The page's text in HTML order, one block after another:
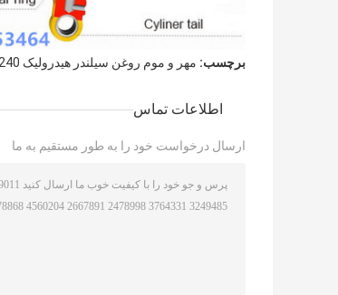
برچسب: مهر و موم روغن سیلندر هیدرولیک ZAX240
اطلاعات تماس
ارسال درخواست خود را به طور مستقیم به ما